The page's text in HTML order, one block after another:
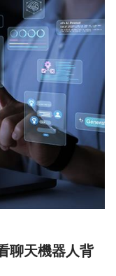
聊天機器人背